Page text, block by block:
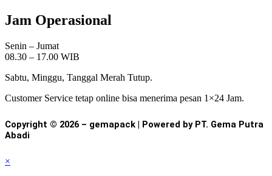
Jam Operasional
Senin – Jumat
08.30 – 17.00 WIB
Sabtu, Minggu, Tanggal Merah Tutup.
Customer Service tetap online bisa menerima pesan 1×24 Jam.
Copyright © 2026 – gemapack | Powered by PT. Gema Putra
Abadi
×